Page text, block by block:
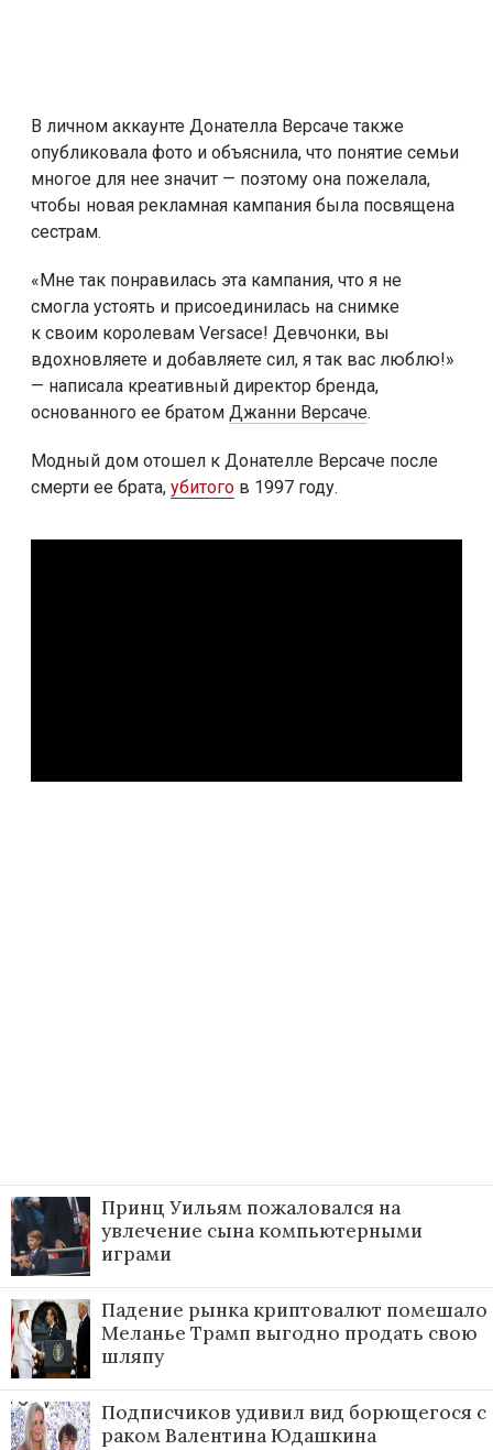
Принц Уильям пожаловался на
увлечение сына компьютерными
играми
Падение рынка криптовалют помешало
Меланье Трамп выгодно продать свою
шляпу
Подписчиков удивил вид борющегося с
раком Валентина Юдашкина